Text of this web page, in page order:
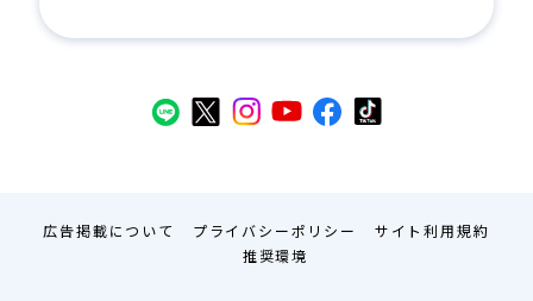
広告掲載について プライバシーポリシー
サイト利用規約
推奨環境